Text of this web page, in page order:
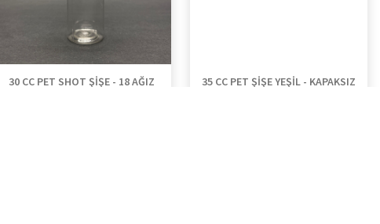
30 CC PET SHOT ŞİŞE - 18 AĞIZ
35 CC PET ŞİŞE YEŞİL - KAPAKSIZ